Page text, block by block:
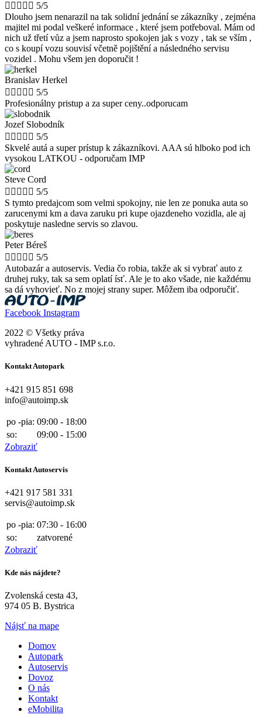
     5/5
Dlouho jsem nenarazil na tak solidní jednání se zákazníky , zejména
majitel mi podal veškeré informace , které jsem potřeboval. Mám od
nich už třetí vůz a jsem naprosto spokojen jak s vozy , tak se vším ,
co s koupí vozu souvisí včetně pojištění a následného servisu
vozidel . Mohu všem jen doporučit !
Branislav Herkel
     5/5
Profesionálny pristup a za super ceny..odporucam
Jozef Slobodník
     5/5
Skvelé autá a super prístup k zákazníkovi. AAA sú hlboko pod ich
vysokou LATKOU - odporučam IMP
Steve Cord
     5/5
S tymto predajcom som velmi spokojny, nie len ze ponuka auta so
zarucenymi km a dava zaruku pri kupe ojazdeneho vozidla, ale aj
poskytuje nasledne servis so zlavou.
Peter Béreš
     5/5
Autobazár a autoservis. Vedia čo robia, takže ak si vybrať auto z
druhej ruky, tak sa sem oplatí ísť. Ale je to ako všade, nie každému
sa dá vyhovieť. No z mojej strany super. Môžem iba odporučiť.
Facebook Instagram
2022 © Všetky práva
vyhradené AUTO - IMP s.r.o.
Kontakt Autopark
+421 915 851 698
info@autoimp.sk
po -pia: 09:00 - 18:00
so:
09:00 - 15:00
Zobraziť
Kontakt Autoservis
+421 917 581 331
servis@autoimp.sk
po -pia: 07:30 - 16:00
so:
zatvorené
Zobraziť
Kde nás nájdete?
Zvolenská cesta 43,
974 05 B. Bystrica
Nájsť na mape
Domov
Autopark
Autoservis
Dovoz
O nás
Kontakt
eMobilita